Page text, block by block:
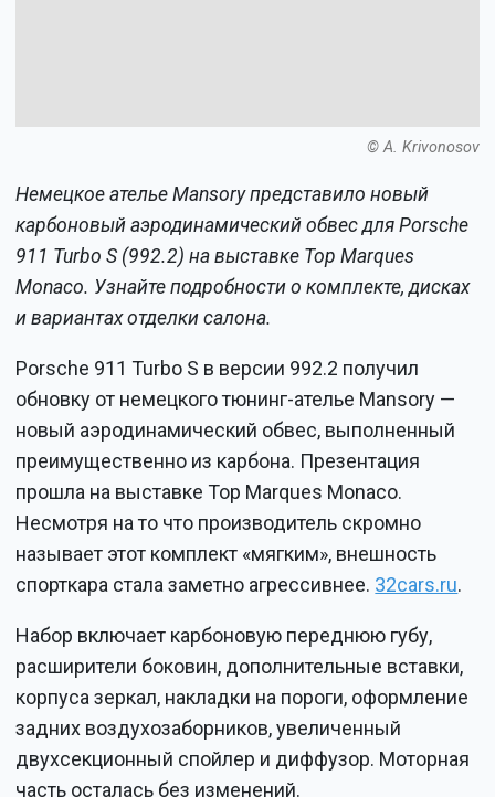
© A. Krivonosov
Немецкое ателье Mansory представило новый
карбоновый аэродинамический обвес для Porsche
911 Turbo S (992.2) на выставке Top Marques
Monaco. Узнайте подробности о комплекте, дисках
и вариантах отделки салона.
Porsche 911 Turbo S в версии 992.2 получил
обновку от немецкого тюнинг-ателье Mansory —
новый аэродинамический обвес, выполненный
преимущественно из карбона. Презентация
прошла на выставке Top Marques Monaco.
Несмотря на то что производитель скромно
называет этот комплект «мягким», внешность
спорткара стала заметно агрессивнее. 32cars.ru.
Набор включает карбоновую переднюю губу,
расширители боковин, дополнительные вставки,
корпуса зеркал, накладки на пороги, оформление
задних воздухозаборников, увеличенный
двухсекционный спойлер и диффузор. Моторная
часть осталась без изменений.